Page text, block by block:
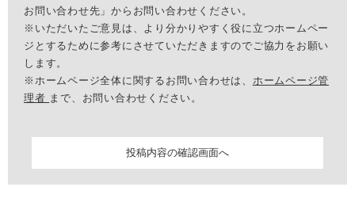
お問い合わせ先」からお問い合わせください。
※いただいたご意見は、より分かりやすく役に立つホームペー
ジとするために参考にさせていただきますのでご協力をお願い
します。
※ホームページ全体に関するお問い合わせは、 ホームページ管
理者 まで、お問い合わせください。